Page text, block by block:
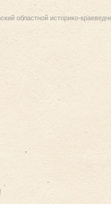
областной историко-